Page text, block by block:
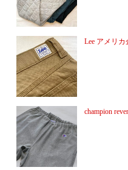
Lee アメリ
champion